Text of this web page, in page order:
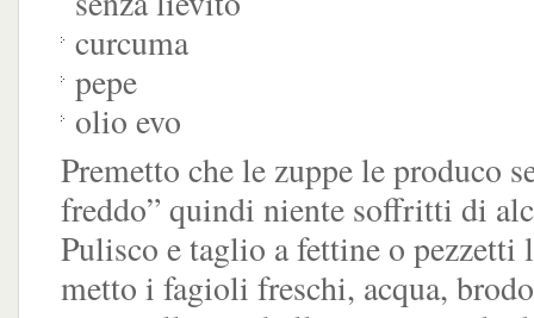
curcuma
pepe
olio evo
Premetto che le zuppe le produco
freddo” quindi niente soffritti di
Pulisco e taglio a fettine o pezzetti
metto i fagioli freschi, acqua,